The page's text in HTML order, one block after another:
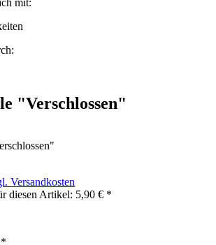
mit:
"Verschlossen"
Versandkosten
diesen Artikel: 5,90 € *